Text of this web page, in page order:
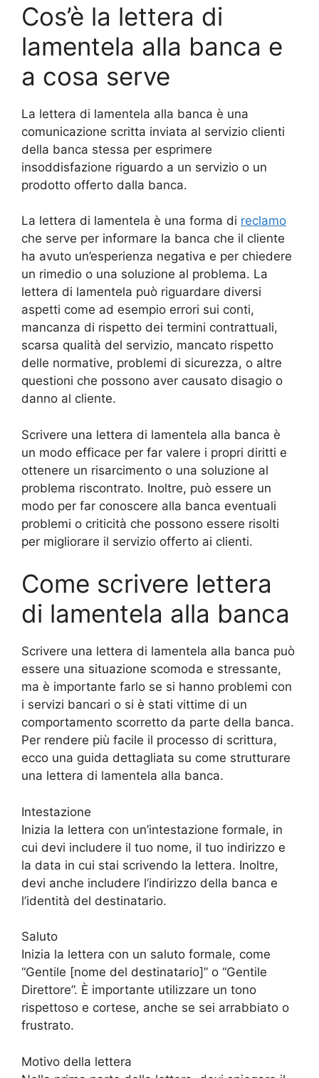
Cos’è la lettera di
lamentela alla banca e
a cosa serve
La lettera di lamentela alla banca è una
comunicazione scritta inviata al servizio clienti
della banca stessa per esprimere
insoddisfazione riguardo a un servizio o un
prodotto offerto dalla banca.
La lettera di lamentela è una forma di reclamo
che serve per informare la banca che il cliente
ha avuto un’esperienza negativa e per chiedere
un rimedio o una soluzione al problema. La
lettera di lamentela può riguardare diversi
aspetti come ad esempio errori sui conti,
mancanza di rispetto dei termini contrattuali,
scarsa qualità del servizio, mancato rispetto
delle normative, problemi di sicurezza, o altre
questioni che possono aver causato disagio o
danno al cliente.
Scrivere una lettera di lamentela alla banca è
un modo efficace per far valere i propri diritti e
ottenere un risarcimento o una soluzione al
problema riscontrato. Inoltre, può essere un
modo per far conoscere alla banca eventuali
problemi o criticità che possono essere risolti
per migliorare il servizio offerto ai clienti.
Come scrivere lettera
di lamentela alla banca
Scrivere una lettera di lamentela alla banca può
essere una situazione scomoda e stressante,
ma è importante farlo se si hanno problemi con
i servizi bancari o si è stati vittime di un
comportamento scorretto da parte della banca.
Per rendere più facile il processo di scrittura,
ecco una guida dettagliata su come strutturare
una lettera di lamentela alla banca.
Intestazione
Inizia la lettera con un’intestazione formale, in
cui devi includere il tuo nome, il tuo indirizzo e
la data in cui stai scrivendo la lettera. Inoltre,
devi anche includere l’indirizzo della banca e
l’identità del destinatario.
Saluto
Inizia la lettera con un saluto formale, come
“Gentile [nome del destinatario]” o “Gentile
Direttore”. È importante utilizzare un tono
rispettoso e cortese, anche se sei arrabbiato o
frustrato.
Motivo della lettera